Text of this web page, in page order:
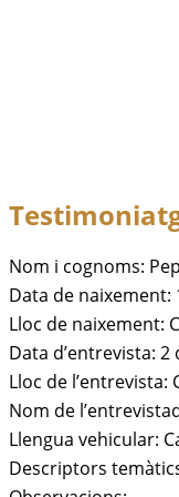
Nom i cognoms:
Data de naixement:
Lloc de naixement:
Data d’entrevista:
Lloc de l’entrevista:
Nom de
Llengua vehicular:
Descriptors